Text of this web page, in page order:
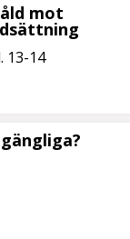
mot
13-14